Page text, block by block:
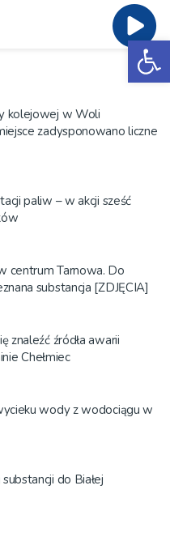
kolejowej w Woli
zadysponowano liczne
paliw – w akcji sześć
centrum Tarnowa. Do
substancja [ZDJĘCIA]
znaleźć źródła awarii
Chełmiec
wody z wodociągu w
do Białej